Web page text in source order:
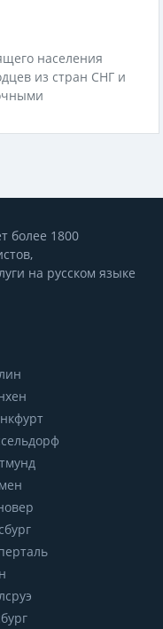
населения
из стран СНГ и
более 1800
на русском языке